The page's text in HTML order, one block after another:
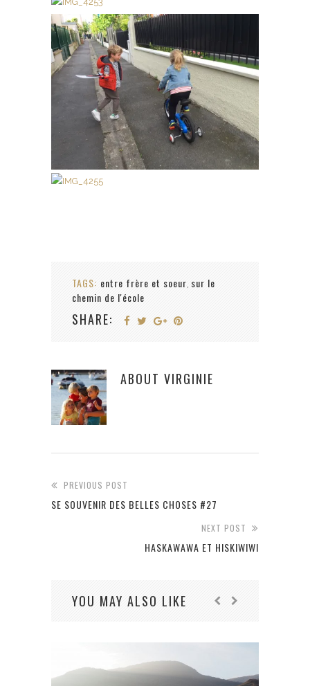
TAGS: entre frère et soeur sur le
chemin de l'école
SHARE:
ABOUT VIRGINIE
PREVIOUS POST
SE SOUVENIR DES BELLES CHOSES #27
NEXT POST
HASKAWAWA ET HISKIWIWI
YOU MAY ALSO LIKE